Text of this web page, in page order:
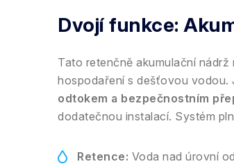
Dvojí funkce:
Tato retenčně akumulační
hospodaření s dešťovou vodou.
odtokem a bezpečnostním
dodatečnou instalací. Systém
Retence: Voda nad úrovní